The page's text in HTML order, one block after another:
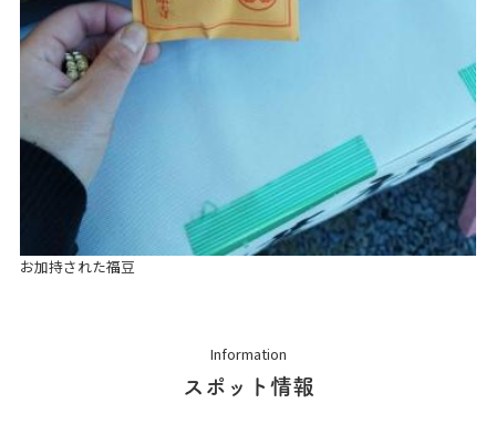
お加持された福豆
Information
スポット情報